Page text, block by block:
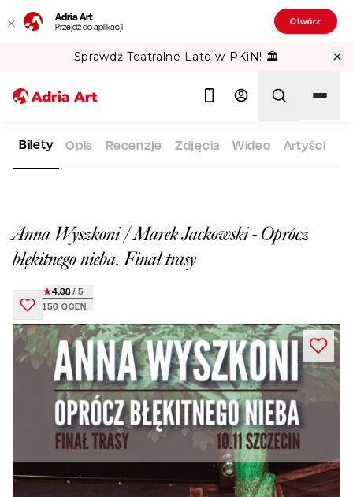
Adria Art
Przejdź do aplikacji Otwórz
Gipsy Kings w TAURON Arena Kraków!
ADRIA ART REPERTUAR ANNA WYSZKONI / MAREK
Anna Wyszkoni / Marek Jackowski - Oprócz
błękitnego nieba. Finał trasy
156 OCEN
4.88/ 5
Bilety Opis Recenzje Zdjęcia Wideo Artyści